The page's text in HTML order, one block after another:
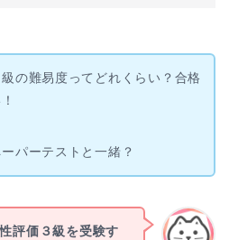
の難易度ってどれくらい？合格
パーテストと一緒？
評価３級を受験す